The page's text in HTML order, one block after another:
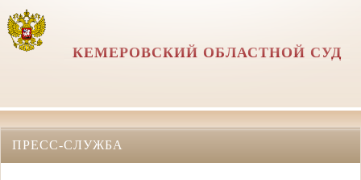
КЕМЕРОВСКИЙ ОБЛАСТНОЙ СУД
ПРЕСС-СЛУЖБА